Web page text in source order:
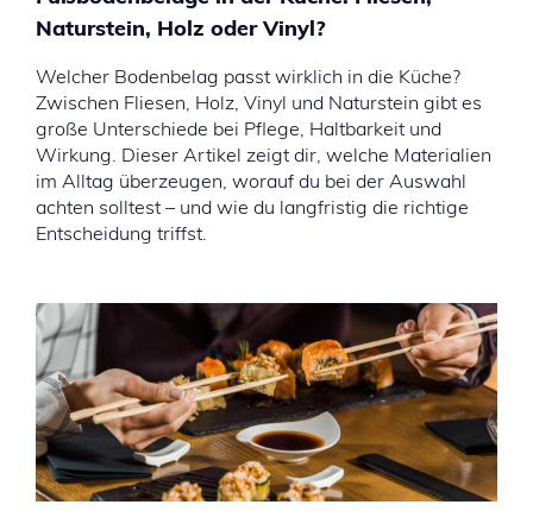
Naturstein, Holz oder Vinyl?
Welcher Bodenbelag passt wirklich in die Küche?
Zwischen Fliesen, Holz, Vinyl und Naturstein gibt es
große Unterschiede bei Pflege, Haltbarkeit und
Wirkung. Dieser Artikel zeigt dir, welche Materialien
im Alltag überzeugen, worauf du bei der Auswahl
achten solltest – und wie du langfristig die richtige
Entscheidung triffst.